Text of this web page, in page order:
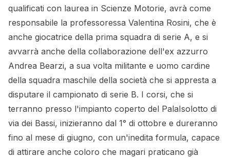
qualificati con laurea in Scienze Motorie, avrà come
responsabile la professoressa Valentina Rosini, che è
anche giocatrice della prima squadra di serie A, e si
avvarrà anche della collaborazione dell'ex azzurro
Andrea Bearzi, a sua volta militante e uomo cardine
della squadra maschile della società che si appresta a
disputare il campionato di serie B. I corsi, che si
terranno presso l'impianto coperto del PalaIsolotto di
via dei Bassi, inizieranno dal 1° di ottobre e dureranno
fino al mese di giugno, con un'inedita formula, capace
di attirare anche coloro che magari praticano già